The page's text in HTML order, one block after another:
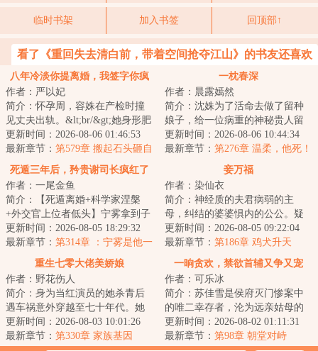
临时书架 加入书签 回顶部↑
看了《重回失去清白前，带着空间抢夺江山》的书友还喜欢
八年冷淡你提离婚，我签字你疯
作者：严以妃
简介：怀孕周，容姝在产检时撞
见丈夫出轨。&lt;br/&gt;她身形肥
胖，样貌粗俗，艰难地捧着肚
子，被丈夫年...
更新时间：2026-08-06 01:46:53
最新章节： 第579章 搬起石头砸自
己的脚
一枕春深
作者：晨露嫣然
简介：沈姝为了活命去做了留种
娘子，给一位病重的神秘贵人留
下血脉。数年后，她带着软萌萌
的小女儿重返京...
更新时间：2026-08-06 10:44:34
最新章节： 第276章 温柔，他死！
死遁三年后，矜贵谢司长疯红了
眼
作者：一尾金鱼
简介：【死遁离婚+科学家涅槃
+外交官上位者低头】宁雾拿到子
宫癌诊断书那天，撞破丈夫陪她
亲姐姐产检。她...
更新时间：2026-08-05 18:29:32
最新章节： 第314章 ：宁雾是他一
妾万福
作者：染仙衣
简介：神经质的夫君病弱的主
母，纠结的婆婆惧内的公公。疑
神疑鬼内心戏贼多的夏宁，被卖
进巨贾之家为妾，...
更新时间：2026-08-05 09:22:04
最新章节： 第186章 鸡犬升天
重生七零大佬美娇娘
作者：野花伤人
简介：身为当红演员的她杀青后
遇车祸意外穿越至七十年代。她
发现自己竟然进入了闺蜜主演的
年代剧的原著里...
更新时间：2026-08-03 10:01:26
最新章节： 第330章 家族基因
一晌贪欢，禁欲首辅又争又宠
作者：可乐冰
简介：苏佳雪是侯府灭门惨案中
的唯二幸存者，沦为远亲姑母的
粗使丫鬟。因为结巴，常年受表
妹和府中丫鬟的...
更新时间：2026-08-02 01:11:31
最新章节： 第98章 朝堂对峙